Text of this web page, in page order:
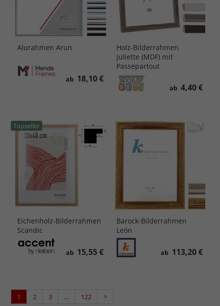
Alurahmen Arun
ab 18,10 €
Holz-Bilderrahmen
Juliette (MDF) mit
Passepartout
ab 4,40 €
Topseller
Eichenholz-Bilderrahmen
Scandic
ab 15,55 €
Barock-Bilderrahmen
León
ab 113,20 €
1 2 3 ... 122 >